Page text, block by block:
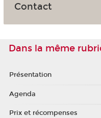
Contact
Dans la même
Présentation
Agenda
Prix et récompenses